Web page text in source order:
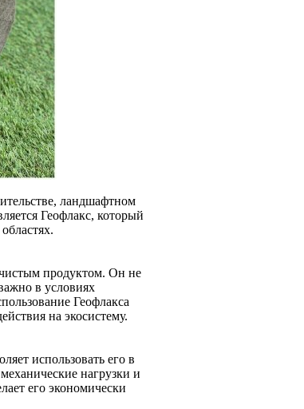
ландшафтном
Геофлакс, который
чистым продуктом. Он не
в условиях
Геофлакса
на экосистему.
использовать его в
нагрузки и
его экономически